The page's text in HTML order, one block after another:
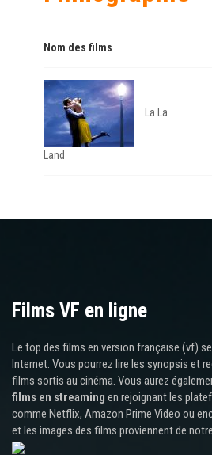
Nom des films
La La
Land
Films VF en ligne
Le top des films en version française (vf)
Internet. Vous pourrez lire les synopsis et
films sortis au cinéma. Vous aurez
films en streaming en rejoignant les
comme Netflix, Amazon Prime Video ou
et les images des films proviennent de